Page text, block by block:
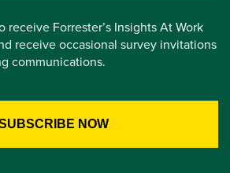
receive Forrester’s Insights At Work
receive occasional survey invitations
communications.